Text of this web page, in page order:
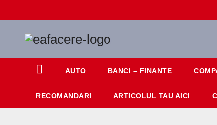
to
AUTO BANCI – FINANTE
RECOMANDARI ARTICOLUL TAU AICI